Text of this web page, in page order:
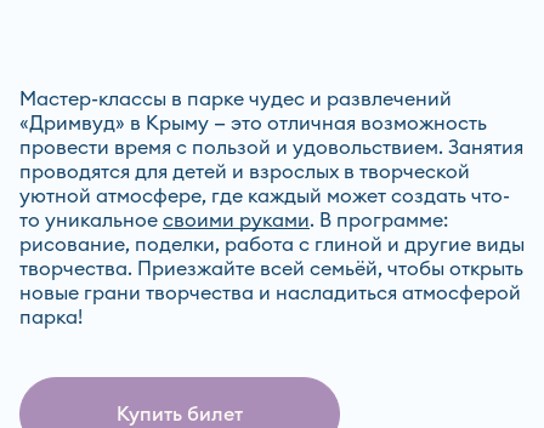
Мастер-классы в парке чудес и развлечений
«Дримвуд» в Крыму — это отличная возможность
провести время с пользой и удовольствием. Занятия
проводятся для детей и взрослых в творческой
уютной атмосфере, где каждый может создать что-
то уникальное своими руками. В программе:
рисование, поделки, работа с глиной и другие виды
творчества. Приезжайте всей семьёй, чтобы открыть
новые грани творчества и насладиться атмосферой
парка!
Купить билет